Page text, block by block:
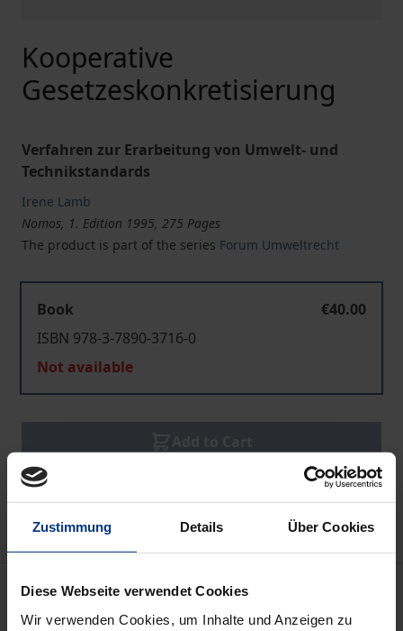
Zustimmung Details Über Cookies
Diese Webseite verwendet Cookies
Wir verwenden Cookies, um Inhalte und Anzeigen zu
Kooperative
Gesetzeskonkretisierung
Verfahren zur Erarbeitung von Umwelt- und
Technikstandards
Irene Lamb
Nomos, 1. Edition 1995, 275 Pages
The product is part of the series Forum Umweltrecht
Book
€40.00
ISBN 978-3-7890-3716-0
Not available
Add to Wish List
Description